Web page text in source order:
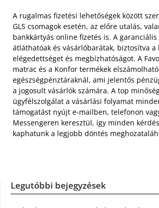
A rugalmas fizetési lehetőségek között
GLS csomagok esetén, az előre utalás,
bankkártyás online fizetés is. A
átláthatóak és vásárlóbarátak, biztosítva a
elégedettséget és megbízhatóságot. A
matrac és a Konfor termékek
egészségpénztáraknál, ami jelentős
a jogosult vásárlók számára. A top
ügyfélszolgálat a vásárlási folyamat
támogatást nyújt e-mailben, telefonon
Messengeren keresztül, így minden
kaphatunk a legjobb döntés
Legutóbbi bejegyzések